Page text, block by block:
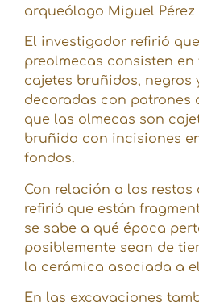
arqueólogo Miguel Pérez
El investigador refirió
preolmecas consisten en
cajetes bruñidos, negros
decoradas con patrones
que las olmecas son
bruñido con incisiones
fondos.
Con relación a los restos
refirió que están
se sabe a qué época
posiblemente sean de
la cerámica asociada a
En las excavaciones